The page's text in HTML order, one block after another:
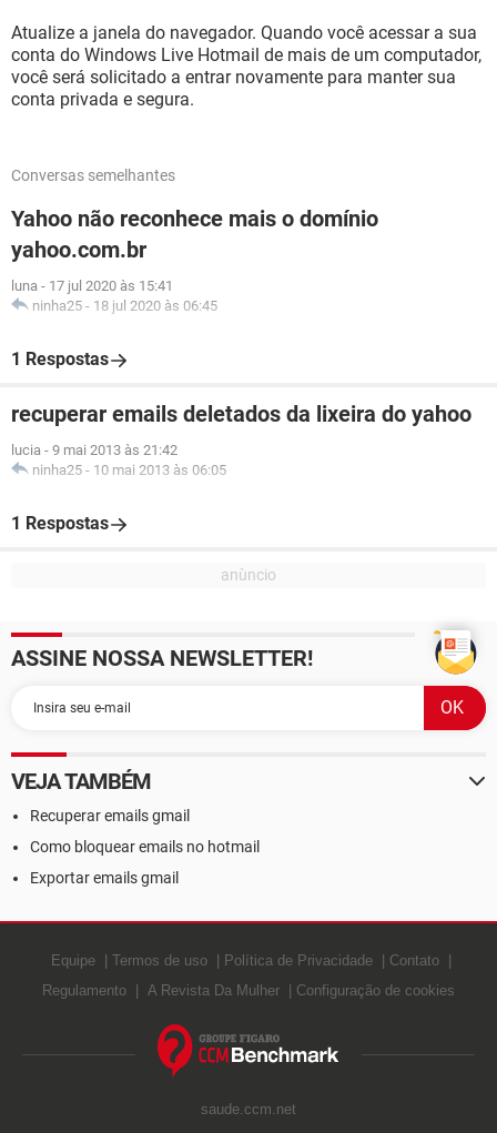
Atualize a janela do navegador. Quando você acessar a sua
conta do Windows Live Hotmail de mais de um computador,
você será solicitado a entrar novamente para manter sua
conta privada e segura.
Conversas semelhantes
Yahoo não reconhece mais o domínio
yahoo.com.br
luna - 17 jul 2020 às 15:41
ninha25 - 18 jul 2020 às 06:45
1 Respostas
recuperar emails deletados da lixeira do yahoo
lucia - 9 mai 2013 às 21:42
ninha25 - 10 mai 2013 às 06:05
1 Respostas
ASSINE NOSSA NEWSLETTER!
VEJA TAMBÉM
Recuperar emails gmail
Como bloquear emails no hotmail
Exportar emails gmail
Equipe Termos de uso Política de Privacidade
Contato
Regulamento
A Revista Da Mulher Configuração de cookies
saude.ccm.net